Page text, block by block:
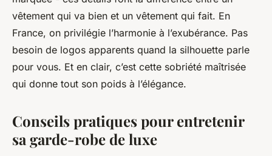
vêtement qui va bien et un vêtement qui fait. En
France, on privilégie l’harmonie à l’exubérance. Pas
besoin de logos apparents quand la silhouette parle
pour vous. Et en clair, c’est cette sobriété maîtrisée
qui donne tout son poids à l’élégance.
Conseils pratiques pour entretenir
sa garde-robe de luxe